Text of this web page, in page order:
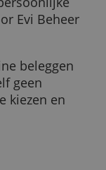
met
kiest
voor Evi